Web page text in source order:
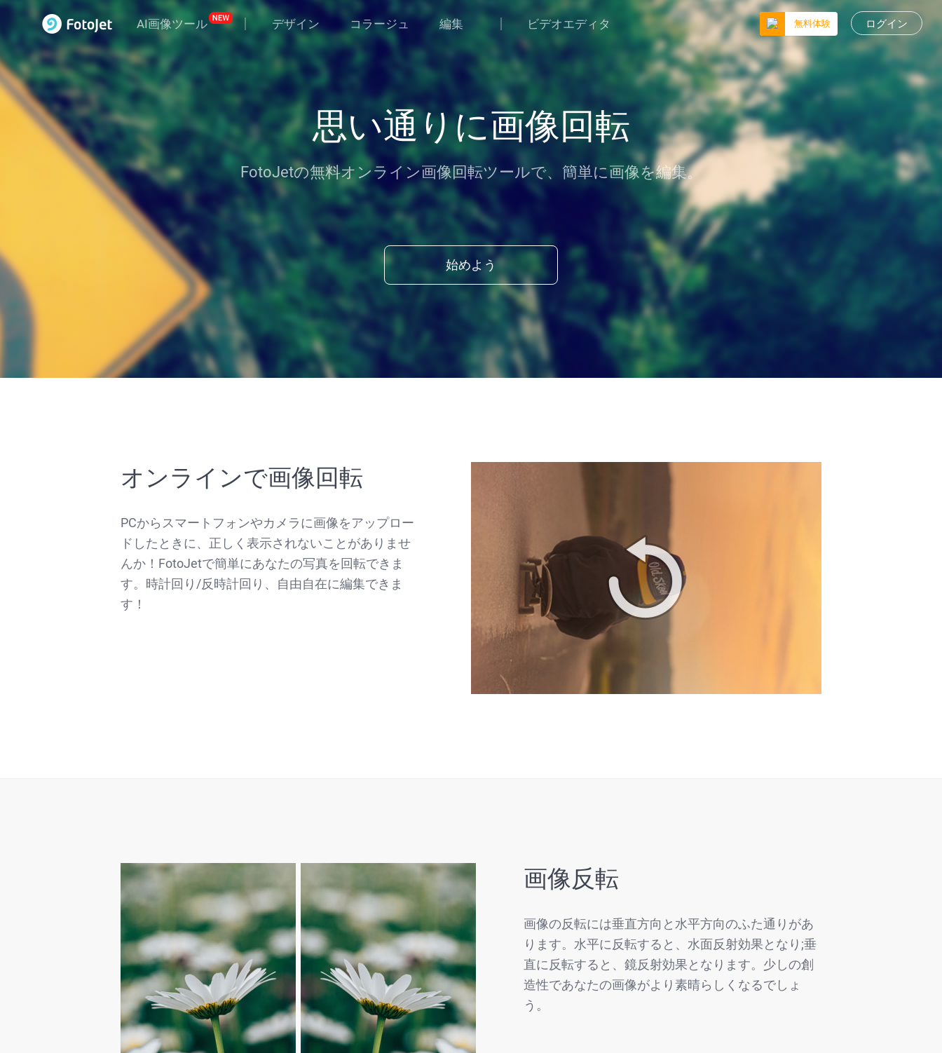
無料体験 ログイン
AI画像ツール デザイン コラージュ 編集 ビデオエディタ
思い通りに画像回転
FotoJetの無料オンライン画像回転ツールで、簡単に画像を編集。
始めよう
オンラインで画像回転
PCからスマートフォンやカメラに画像をアップロー
ドしたときに、正しく表示されないことがありませ
んか！FotoJetで簡単にあなたの写真を回転できま
す。時計回り/反時計回り、自由自在に編集できま
す！
画像反転
画像の反転には垂直方向と水平方向のふた通りがあ
ります。水平に反転すると、水面反射効果となり;垂
直に反転すると、鏡反射効果となります。少しの創
造性であなたの画像がより素晴らしくなるでしょ
う。